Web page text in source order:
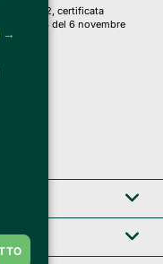
Belive 6.2, certificata
445474 del 6 novembre
→